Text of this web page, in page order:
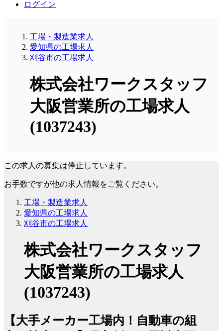
ログイン
工場・製造業求人
愛知県の工場求人
刈谷市の工場求人
株式会社ワークスタッフ
大阪営業所の工場求人
(1037243)
この求人の募集は停止しています。
お手数ですが他の求人情報をご覧ください。
工場・製造業求人
愛知県の工場求人
刈谷市の工場求人
株式会社ワークスタッフ
大阪営業所の工場求人
(1037243)
【大手メーカー工場内！自動車の組